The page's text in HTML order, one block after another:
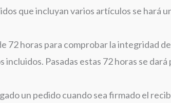
que incluyan varios artículos se hará
72 horas para comprobar la integridad
incluidos. Pasadas estas 72 horas se
un pedido cuando sea firmado el